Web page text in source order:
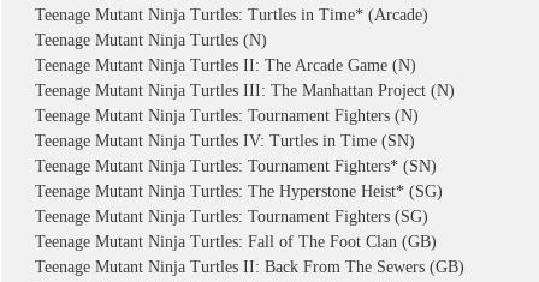
Teenage Mutant Ninja Turtles: Turtles in Time* (Arcade)
Teenage Mutant Ninja Turtles (N)
Teenage Mutant Ninja Turtles II: The Arcade Game (N)
Teenage Mutant Ninja Turtles III: The Manhattan Project (N)
Teenage Mutant Ninja Turtles: Tournament Fighters (N)
Teenage Mutant Ninja Turtles IV: Turtles in Time (SN)
Teenage Mutant Ninja Turtles: Tournament Fighters* (SN)
Teenage Mutant Ninja Turtles: The Hyperstone Heist* (SG)
Teenage Mutant Ninja Turtles: Tournament Fighters (SG)
Teenage Mutant Ninja Turtles: Fall of The Foot Clan (GB)
Teenage Mutant Ninja Turtles II: Back From The Sewers (GB)